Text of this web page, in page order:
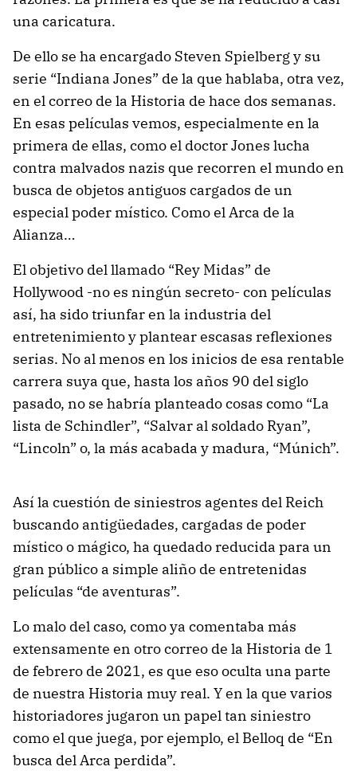
una caricatura.
De ello se ha encargado Steven Spielberg y su
serie “Indiana Jones” de la que hablaba, otra vez,
en el correo de la Historia de hace dos semanas.
En esas películas vemos, especialmente en la
primera de ellas, como el doctor Jones lucha
contra malvados nazis que recorren el mundo en
busca de objetos antiguos cargados de un
especial poder místico. Como el Arca de la
Alianza…
El objetivo del llamado “Rey Midas” de
Hollywood -no es ningún secreto- con películas
así, ha sido triunfar en la industria del
entretenimiento y plantear escasas reflexiones
serias. No al menos en los inicios de esa rentable
carrera suya que, hasta los años 90 del siglo
pasado, no se habría planteado cosas como “La
lista de Schindler”, “Salvar al soldado Ryan”,
“Lincoln” o, la más acabada y madura, “Múnich”.
Así la cuestión de siniestros agentes del Reich
buscando antigüedades, cargadas de poder
místico o mágico, ha quedado reducida para un
gran público a simple aliño de entretenidas
películas “de aventuras”.
Lo malo del caso, como ya comentaba más
extensamente en otro correo de la Historia de 1
de febrero de 2021, es que eso oculta una parte
de nuestra Historia muy real. Y en la que varios
historiadores jugaron un papel tan siniestro
como el que juega, por ejemplo, el Belloq de “En
busca del Arca perdida”.